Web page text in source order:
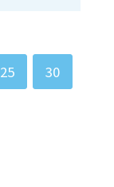
25 30